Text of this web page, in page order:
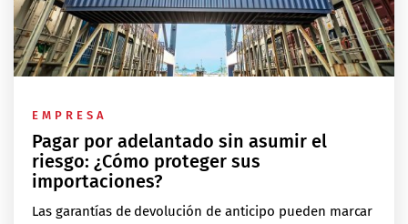
EMPRESA
Pagar por adelantado sin asumir el
riesgo: ¿Cómo proteger sus
importaciones?
Las garantías de devolución de anticipo pueden marcar